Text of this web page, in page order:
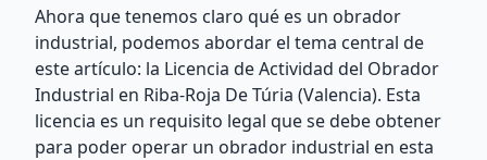
Ahora que tenemos claro qué es un obrador
industrial, podemos abordar el tema central de
este artículo: la Licencia de Actividad del Obrador
Industrial en Riba-Roja De Túria (Valencia). Esta
licencia es un requisito legal que se debe obtener
para poder operar un obrador industrial en esta